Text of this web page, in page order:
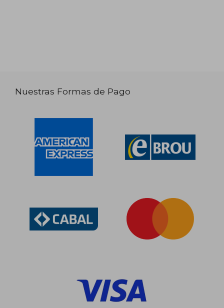
Nuestras Formas de Pago